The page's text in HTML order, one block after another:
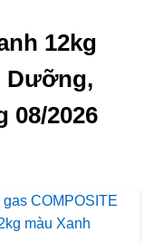
12kg
Dưỡng,
08/2026